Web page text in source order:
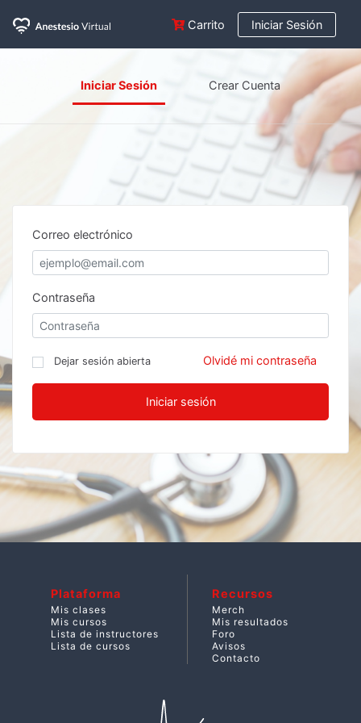
Carrito Iniciar Sesión
Iniciar Sesión Crear Cuenta
Correo electrónico
Contraseña
Dejar sesión abierta Olvidé mi contraseña
Iniciar sesión
Plataforma
Mis clases
Mis cursos
Lista de instructores
Lista de cursos
Recursos
Merch
Mis resultados
Foro
Avisos
Contacto